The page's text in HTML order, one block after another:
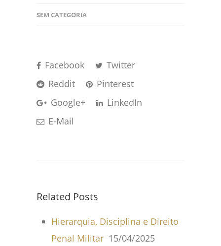
SEM CATEGORIA
Facebook
Twitter
Reddit
Pinterest
Google+
LinkedIn
E-Mail
Related Posts
Hierarquia, Disciplina e Direito
Penal Militar 15/04/2025